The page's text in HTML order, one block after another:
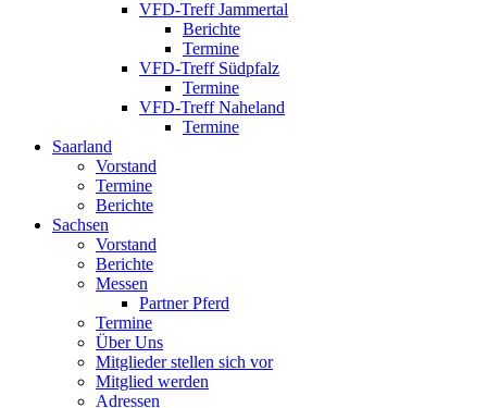
VFD-Treff Jammertal
Berichte
Termine
VFD-Treff Südpfalz
Termine
VFD-Treff Naheland
Termine
Saarland
Vorstand
Termine
Berichte
Sachsen
Vorstand
Berichte
Messen
Partner Pferd
Termine
Über Uns
Mitglieder stellen sich vor
Mitglied werden
Adressen